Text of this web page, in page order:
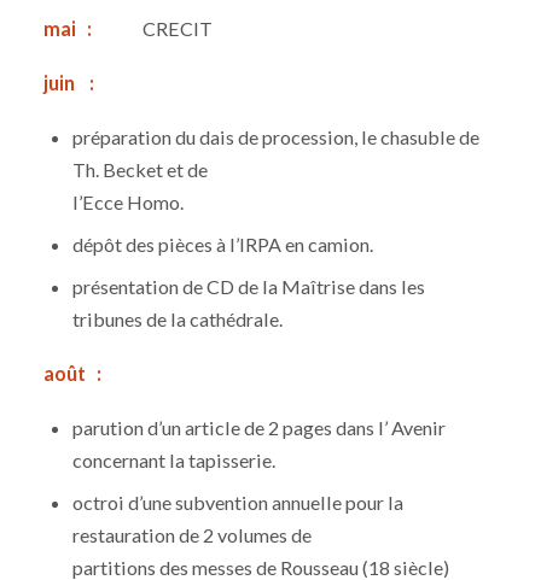
mai : CRECIT
juin :
préparation du dais de procession, le chasuble de
Th. Becket et de
l’Ecce Homo.
dépôt des pièces à l’IRPA en camion.
présentation de CD de la Maîtrise dans les
tribunes de la cathédrale.
août :
parution d’un article de 2 pages dans l’ Avenir
concernant la tapisserie.
octroi d’une subvention annuelle pour la
restauration de 2 volumes de
partitions des messes de Rousseau (18 siècle)